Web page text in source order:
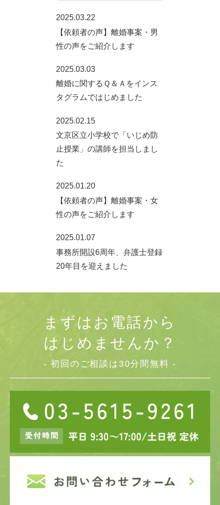
2025.03.22
【依頼者の声】離婚事案・男
性の声をご紹介します
2025.03.03
離婚に関するＱ＆Ａをインス
タグラムではじめました
2025.02.15
文京区立小学校で「いじめ防
止授業」の講師を担当しまし
た
2025.01.20
【依頼者の声】離婚事案・女
性の声をご紹介します
2025.01.07
事務所開設6周年、弁護士登録
20年目を迎えました
まずはお電話から
はじめませんか？
- 初回のご相談は30分間無料 -